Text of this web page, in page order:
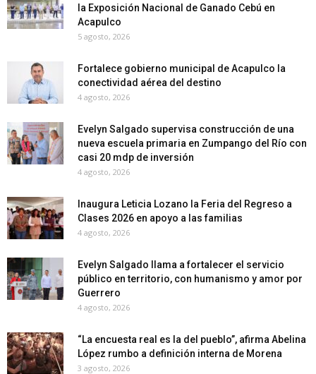
la Exposición Nacional de Ganado Cebú en
Acapulco
5 agosto, 2026
Fortalece gobierno municipal de Acapulco la
conectividad aérea del destino
4 agosto, 2026
Evelyn Salgado supervisa construcción de una
nueva escuela primaria en Zumpango del Río con
casi 20 mdp de inversión
4 agosto, 2026
Inaugura Leticia Lozano la Feria del Regreso a
Clases 2026 en apoyo a las familias
4 agosto, 2026
Evelyn Salgado llama a fortalecer el servicio
público en territorio, con humanismo y amor por
Guerrero
4 agosto, 2026
“La encuesta real es la del pueblo”, afirma Abelina
López rumbo a definición interna de Morena
3 agosto, 2026